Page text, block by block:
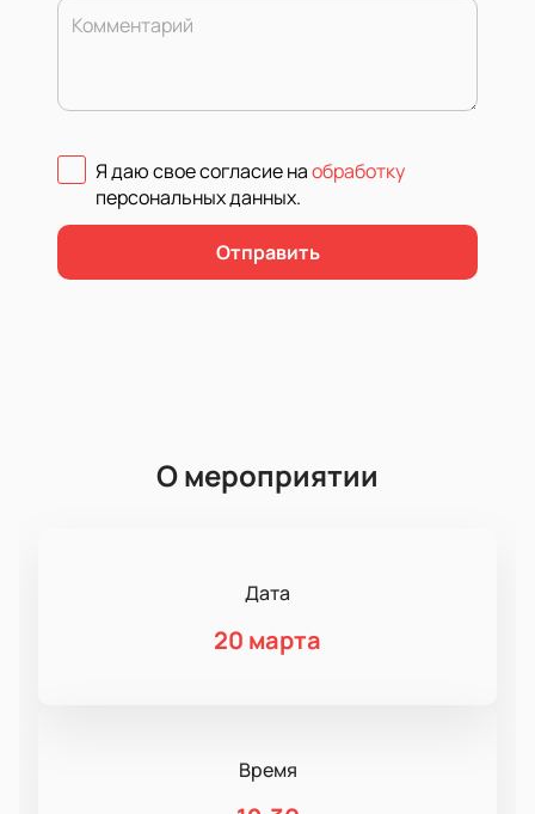
Комментарий
Я даю свое согласие наобработку
персональных данных.
Отправить
О мероприятии
Дата
20 марта
Время